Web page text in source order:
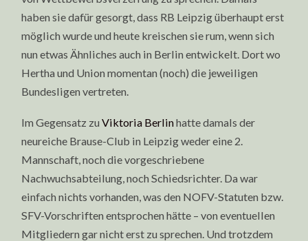
haben sie dafür gesorgt, dass RB Leipzig überhaupt erst
möglich wurde und heute kreischen sie rum, wenn sich
nun etwas Ähnliches auch in Berlin entwickelt. Dort wo
Hertha und Union momentan (noch) die jeweiligen
Bundesligen vertreten.
Im Gegensatz zu Viktoria Berlinhatte damals der
neureiche Brause-Club in Leipzig weder eine 2.
Mannschaft, noch die vorgeschriebene
Nachwuchsabteilung, noch Schiedsrichter. Da war
einfach nichts vorhanden, was den NOFV-Statuten bzw.
SFV-Vorschriften entsprochen hätte – von eventuellen
Mitgliedern gar nicht erst zu sprechen. Und trotzdem